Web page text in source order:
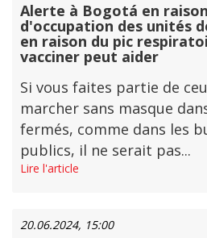
Alerte à Bogotá en
d'occupation des unités
en raison du pic
vacciner peut aider
Si vous faites partie de
marcher sans masque
fermés, comme dans les
publics, il ne serait pas...
Lire l'article
20.06.2024, 15:00